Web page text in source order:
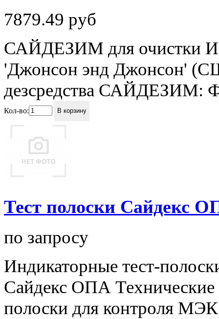
7879.49 руб
САЙДЕЗИМ для очистки
'Джонсон энд Джонсон'
дезсредства САЙДЕЗИМ:
Кол-во: В корзину
Тест полоски Сайдекс
по запросу
Индикаторные тест-
Сайдекс ОПА Технические
полоски для контроля